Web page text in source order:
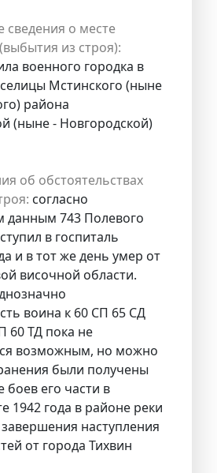
о месте
из строя):
военного городка в
Мстинского (ныне
района
(ныне - Новгородской)
об обстоятельствах
согласно
743 Полевого
в госпиталь
и в тот же день умер от
височной области.
воина к 60 СП 65 СД
60 ТД пока не
возможным, но можно
были получены
боев его части в
1942 года в районе реки
наступления
от города Тихвин